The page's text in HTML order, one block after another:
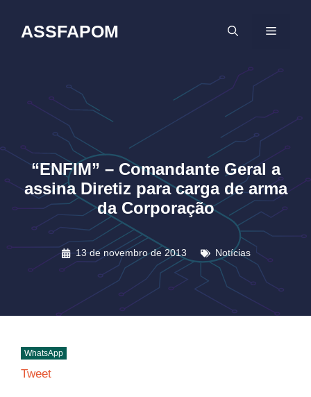
ASSFAPOM MENU
“ENFIM” – Comandante Geral a
assina Diretiz para carga de arma
da Corporação
13 de novembro de 2013 Notícias
WhatsApp
Tweet